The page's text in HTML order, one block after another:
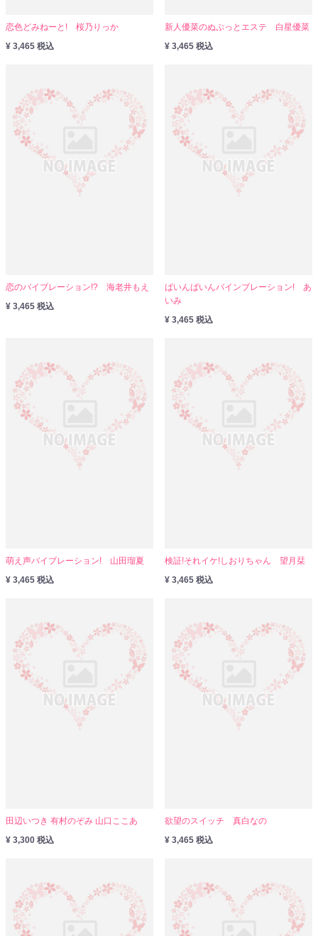
恋色どみねーと! 桜乃りっか
¥ 3,465 税込
新人優菜のぬぷっとエステ 白星優菜
¥ 3,465 税込
恋のバイブレーション!? 海老井もえ
¥ 3,465 税込
ばいんばいんバインブレーション! あ
いみ
¥ 3,465 税込
萌え声バイブレーション! 山田瑠夏
¥ 3,465 税込
検証!それイケ!しおりちゃん 望月栞
¥ 3,465 税込
田辺いつき 有村のぞみ 山口ここあ
¥ 3,300 税込
欲望のスイッチ 真白なの
¥ 3,465 税込